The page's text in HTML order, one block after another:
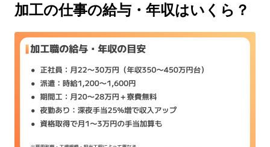
加工の仕事の給与・年収はいくら？